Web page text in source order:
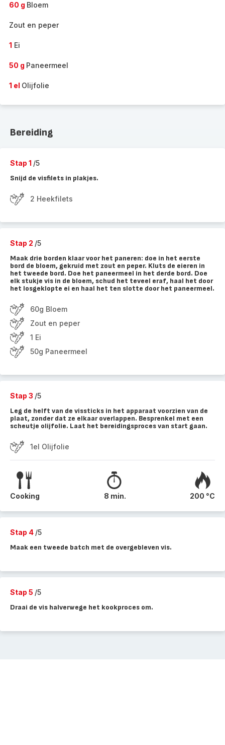
60 g Bloem
Zout en peper
1 Ei
50 g Paneermeel
1 el Olijfolie
Bereiding
Stap 1 /5
Snijd de visfilets in plakjes.
2 Heekfilets
Stap 2 /5
Maak drie borden klaar voor het paneren: doe in het eerste
bord de bloem, gekruid met zout en peper. Kluts de eieren in
het tweede bord. Doe het paneermeel in het derde bord. Doe
elk stukje vis in de bloem, schud het teveel eraf, haal het door
het losgeklopte ei en haal het ten slotte door het paneermeel.
60g Bloem
Zout en peper
1 Ei
50g Paneermeel
Stap 3 /5
Leg de helft van de vissticks in het apparaat voorzien van de
plaat, zonder dat ze elkaar overlappen. Besprenkel met een
scheutje olijfolie. Laat het bereidingsproces van start gaan.
1el Olijfolie
Cooking 8 min. 200 °C
Stap 4 /5
Maak een tweede batch met de overgebleven vis.
Stap 5 /5
Draai de vis halverwege het kookproces om.